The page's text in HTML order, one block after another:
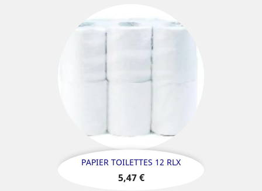
PAPIER TOILETTES 12 RLX
Prix
5,47 €